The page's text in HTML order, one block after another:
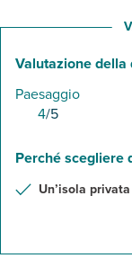
Valutazione della
Paesaggio
4/5
Perché scegliere
Un’isola